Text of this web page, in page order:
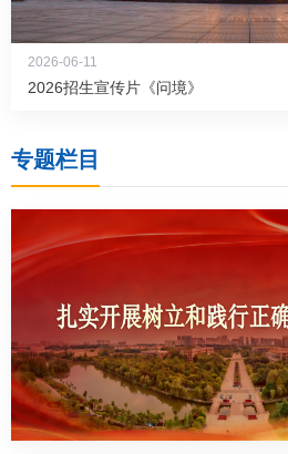
学生
考生
教务系统
2026-06-11
2026招生宣传片《问境》
专题栏目